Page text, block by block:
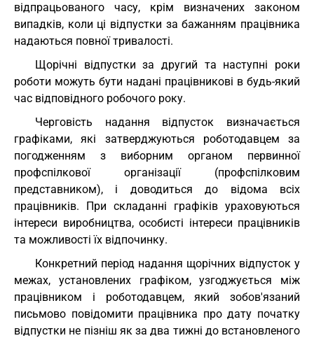
відпрацьованого часу, крім визначених законом
випадків, коли ці відпустки за бажанням працівника
надаються повної тривалості.
Щорічні відпустки за другий та наступні роки
роботи можуть бути надані працівникові в будь-який
час відповідного робочого року.
Черговість надання відпусток визначається
графіками, які затверджуються роботодавцем за
погодженням з виборним органом первинної
профспілкової організації (профспілковим
представником), і доводиться до відома всіх
працівників. При складанні графіків ураховуються
інтереси виробництва, особисті інтереси працівників
та можливості їх відпочинку.
Конкретний період надання щорічних відпусток у
межах, установлених графіком, узгоджується між
працівником і роботодавцем, який зобов'язаний
письмово повідомити працівника про дату початку
відпустки не пізніш як за два тижні до встановленого